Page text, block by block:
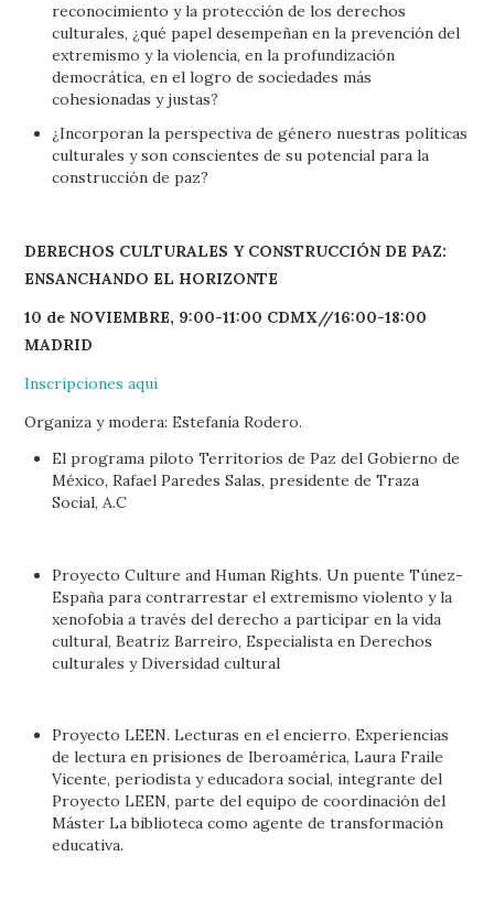
reconocimiento y la protección de los derechos
culturales, ¿qué papel desempeñan en la prevención del
extremismo y la violencia, en la profundización
democrática, en el logro de sociedades más
cohesionadas y justas?
¿Incorporan la perspectiva de género nuestras políticas
culturales y son conscientes de su potencial para la
construcción de paz?
DERECHOS CULTURALES Y CONSTRUCCIÓN DE PAZ:
ENSANCHANDO EL HORIZONTE
10 de NOVIEMBRE, 9:00-11:00 CDMX//16:00-18:00
MADRID
Inscripciones aquí
Organiza y modera: Estefanía Rodero.
El programa piloto Territorios de Paz del Gobierno de
México, Rafael Paredes Salas, presidente de Traza
Social, A.C
Proyecto Culture and Human Rights. Un puente Túnez-
España para contrarrestar el extremismo violento y la
xenofobia a través del derecho a participar en la vida
cultural, Beatriz Barreiro, Especialista en Derechos
culturales y Diversidad cultural
Proyecto LEEN. Lecturas en el encierro. Experiencias
de lectura en prisiones de Iberoamérica, Laura Fraile
Vicente, periodista y educadora social, integrante del
Proyecto LEEN, parte del equipo de coordinación del
Máster La biblioteca como agente de transformación
educativa.